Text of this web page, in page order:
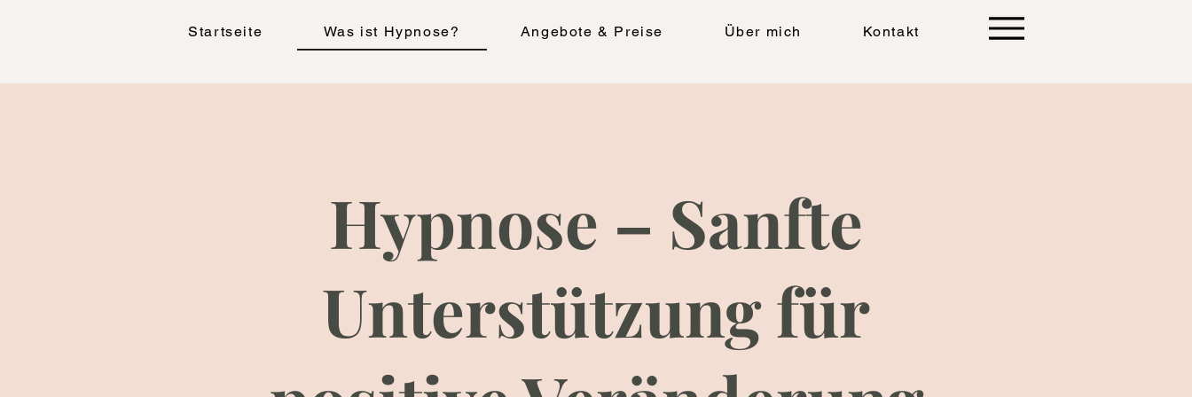
Startseite Was ist Hypnose? Angebote & Preise Über mich Kontakt
Hypnose – Sanfte
Unterstützung für